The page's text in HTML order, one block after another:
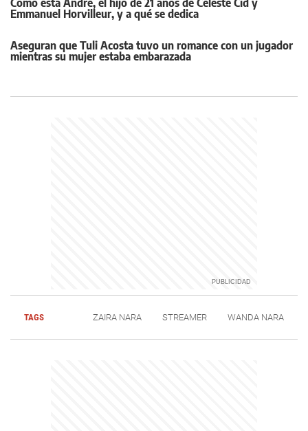
Emmanuel Horvilleur, y a qué se dedica
Aseguran que Tuli Acosta tuvo un romance con un jugador
mientras su mujer estaba embarazada
TAGS ZAIRA NARA STREAMER WANDA NARA